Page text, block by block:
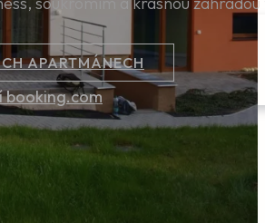
APARTMÁNECH
booking.com